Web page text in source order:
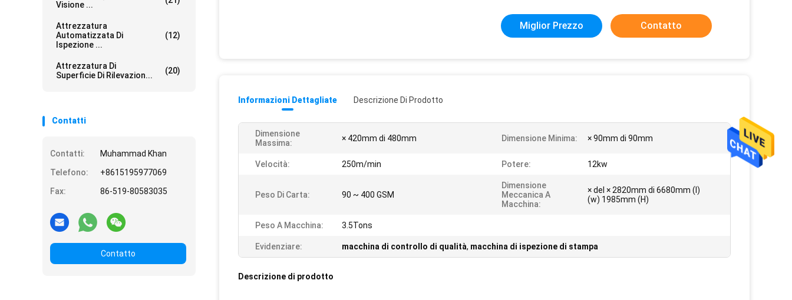
Visione ...
Attrezzatura
Automatizzata Di
Ispezione ...
(12)
Attrezzatura Di
Superficie Di Rilevazion...
(20)
Contatti
Contatti:
Muhammad Khan
Telefono:
+8615195977069
Fax:
86-519-80583035
Contatto
Miglior Prezzo Contatto
Informazioni Dettagliate Descrizione Di Prodotto
Dimensione
Massima:
× 420mm di 480mm Dimensione Minima: × 90mm di 90mm
Velocità: 250m/min Potere: 12kw
Peso Di Carta: 90 ~ 400 GSM
Dimensione
Meccanica A
Macchina:
× del × 2820mm di 6680mm (l)
(w) 1985mm (H)
Peso A Macchina: 3.5Tons
Evidenziare: macchina di controllo di qualità, macchina di ispezione di stampa
Descrizione di prodotto